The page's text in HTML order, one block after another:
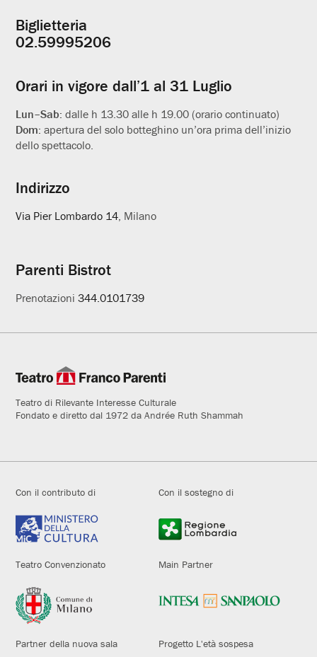
Informazioni
utili
Biglietteria
02.59995206
Orari in vigore dall’1 al 31 Luglio
Lun–Sab:dalle h 13.30 alle h 19.00 (orario continuato)
Dom:apertura del solo botteghino un’ora prima dell’inizio
dello spettacolo.
Indirizzo
Via Pier Lombardo 14, Milano
Parenti Bistrot
Prenotazioni344.0101739
Teatro di Rilevante Interesse Culturale
Fondato e diretto dal 1972 da Andrée Ruth Shammah
Con il contributo di Con il sostegno di
Teatro Convenzionato Main Partner
Partner della nuova sala Progetto L'età sospesa